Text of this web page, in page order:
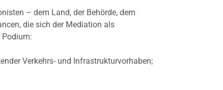
– dem Land, der Behörde, dem
die sich der Mediation als
Verkehrs- und Infrastrukturvorhaben;